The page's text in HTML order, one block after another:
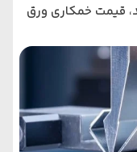
قیمت خمکاری ورق